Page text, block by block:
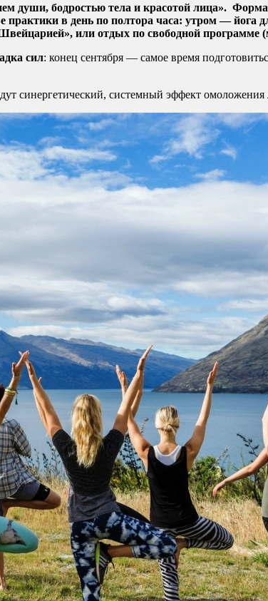
души, бодростью тела и красотой лица».
практики в день по полтора часа: утром — йога
или отдых по свободной программе
сил: конец сентября — самое время
синергетический, системный эффект